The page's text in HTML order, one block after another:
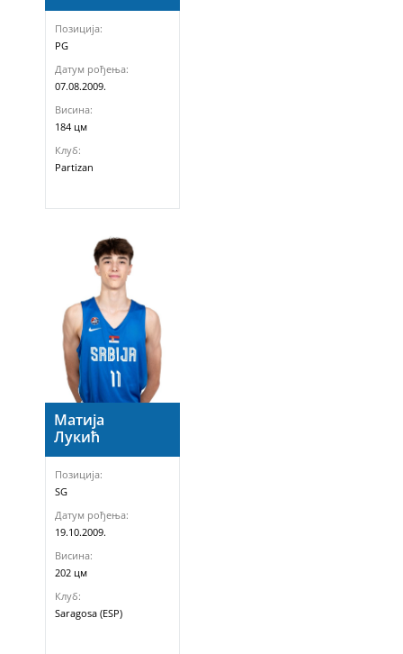
Позиција:
PG
Датум рођења:
07.08.2009.
Висина:
184 цм
Клуб:
Partizan
Матија
Лукић
Позиција:
SG
Датум рођења:
19.10.2009.
Висина:
202 цм
Клуб:
Saragosa (ESP)